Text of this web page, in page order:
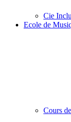
Cie
Ecole de
Cours